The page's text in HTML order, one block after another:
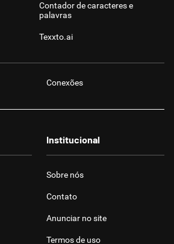
Contador de caracteres e
palavras
Texxto.ai
Conexões
Institucional
Sobre nós
Contato
Anunciar no site
Termos de uso